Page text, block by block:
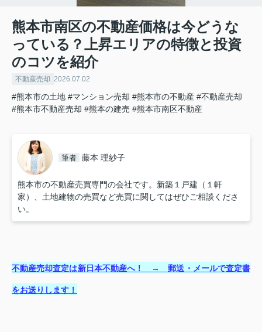
熊本市南区の不動産価格は今どうな
っている？上昇エリアの特徴と投資
のコツを紹介
不動産売却 2026.07.02
#熊本市の土地 #マンション売却 #熊本市の不動産 #不動産売却
#熊本市不動産売却 #熊本の建売 #熊本市南区不動産
筆者 藤本 理紗子
熊本市の不動産売買専門の会社です。新築１戸建（１軒
家）、土地建物の売買など売買に関してはぜひご相談くださ
い。
不動産売却査定は新日本不動産へ！ → 郵送・メールで査定書
をお送りします！